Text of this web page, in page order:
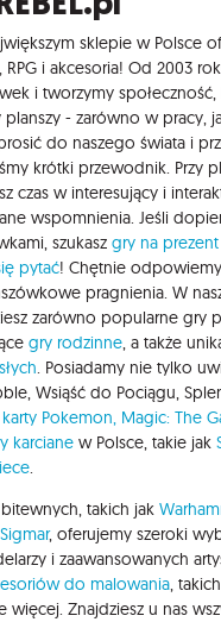
sklepie w Polsce
RPG i akcesoria! Od 2003
i tworzymy
- zarówno w pracy,
do naszego świata i
krótki przewodnik. Przy
czas w interesujący i
wspomnienia. Jeśli
szukasz gry na prezent
pytać! Chętnie
pragnienia. W
zarówno popularne gry
gry rodzinne, a także
. Posiadamy nie tylko
Wsiąść do Pociągu,
Pokemon, Magic: The
karciane w Polsce, takie jak
.
takich jak
, oferujemy szeroki
i zaawansowanych
do malowania,
więcej. Znajdziesz u nas